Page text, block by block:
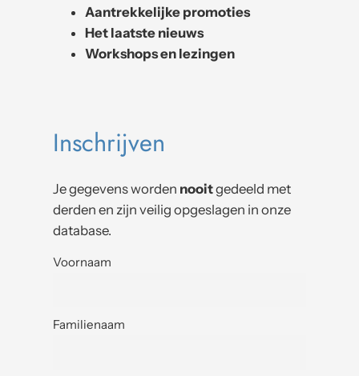
Aantrekkelijke promoties
Het laatste nieuws
Workshops en lezingen
Inschrijven
Je gegevens worden nooitgedeeld met
derden en zijn veilig opgeslagen in onze
database.
Voornaam
Familienaam